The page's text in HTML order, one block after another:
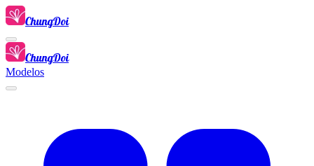
ChungDoi
ChungDoi
Modelos